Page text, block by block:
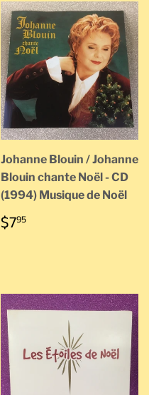
Johanne Blouin / Johanne
Blouin chante Noël - CD
(1994) Musique de Noël
PRIX
RÉGULIER
$795